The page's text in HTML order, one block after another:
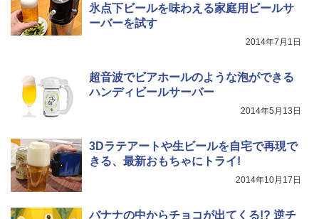
氷点下ビールを味わえる家庭用ビールサ
ーバーを試す
2014年7月1日
超音波でビアホールのような泡ができる
ハンディビールサーバー
2014年5月13日
3Dラテアートや生ビールを自宅で再現で
きる、最新おもちゃにトライ!
2014年10月17日
バナナの中からチョコが出てくる!? 逆チ